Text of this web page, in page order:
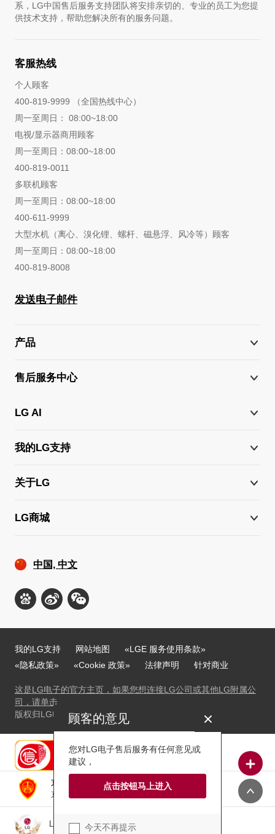
顾客的意见
您对LG电子售后服务有任何意见或
建议，
点击按钮马上进入
今天不再提示
关闭
系，LG中国售后服务支持团队将安排亲切的、专业的员工为您提
供技术支持，帮助您解决所有的服务问题。
客服热线
个人顾客
400-819-9999 （全国热线中心）
周一至周日： 08:00~18:00
电视/显示器商用顾客
周一至周日：08:00~18:00
400-819-0011
多联机顾客
周一至周日：08:00~18:00
400-611-9999
大型水机（离心、溴化锂、螺杆、磁悬浮、风冷等）顾客
周一至周日：08:00~18:00
400-819-8008
发送电子邮件
产品
售后服务中心
LG AI
我的LG支持
关于LG
LG商城
中国, 中文
我的LG支持 网站地图
«LGE 服务使用条款»
«隐私政策»
«Cookie 政策» 法律声明 针对商业
这是LG电子的官方主页，如果您想连接LG公司或其他LG附属公
司，请单击
版权归LG电子©2009-2025所有，并保留所有权利。
京ICP备10034732号
京公网安备11010502036426号
LG Jeong-Do Management Ethics Hotline